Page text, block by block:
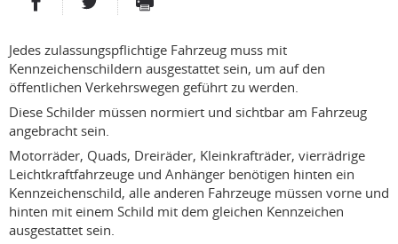
Jedes zulassungspflichtige Fahrzeug muss mit
Kennzeichenschildern ausgestattet sein, um auf den
öffentlichen Verkehrswegen geführt zu werden.
Diese Schilder müssen normiert und sichtbar am Fahrzeug
angebracht sein.
Motorräder, Quads, Dreiräder, Kleinkrafträder, vierrädrige
Leichtkraftfahrzeuge und Anhänger benötigen hinten ein
Kennzeichenschild, alle anderen Fahrzeuge müssen vorne und
hinten mit einem Schild mit dem gleichen Kennzeichen
ausgestattet sein.